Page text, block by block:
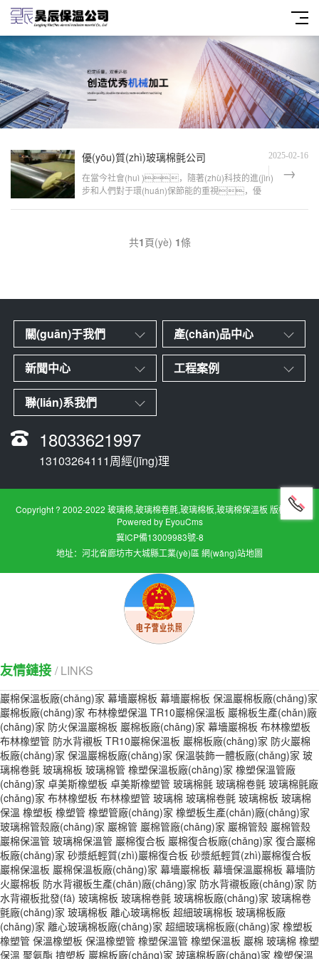
優(yōu)質(zhì)玻璃棉氈公司 2025-02-16
在當今社會(huì )，隨著(zhù)科技的進(jìn)
步和人們對于環(huán)保節能的重視，優
公司憑借其卓越的品
共1頁(yè) 1條
關(guān)于我們 產(chǎn)品中心
新聞中心 工程案例
聯(lián)系我們
18033621997
13103264111周經(jīng)理
Copyright ? 2002-2022 玻璃棉,玻璃棉卷氈,玻璃棉板,玻璃棉保溫板 版權所有
Powered by EyouCms
冀ICP備13009983號-8
地址：河北省廊坊市大城縣工業(yè)區 網(wǎng)站地圖
友情鏈接 / LINKS
巖棉保溫板廠(chǎng)家 幕墻巖棉板 幕墻巖棉板 保溫巖棉板廠(chǎng)家
巖棉板廠(chǎng)家 布林橡塑保溫 TR10巖棉保溫板 巖棉板生產(chǎn)廠
(chǎng)家 防火保溫巖棉板 巖棉板廠(chǎng)家 幕墻巖棉板 布林橡塑板
布林橡塑管 防水背襯板 TR10巖棉保溫板 巖棉板廠(chǎng)家 防火巖棉
板廠(chǎng)家 保溫巖棉板廠(chǎng)家 保溫裝飾一體板廠(chǎng)家 玻
璃棉卷氈 玻璃棉板 玻璃棉管 橡塑保溫板廠(chǎng)家 橡塑保溫管廠
(chǎng)家 卓美斯橡塑板 卓美斯橡塑管 玻璃棉氈 玻璃棉卷氈 玻璃棉氈廠
(chǎng)家 布林橡塑板 布林橡塑管 玻璃棉 玻璃棉卷氈 玻璃棉板 玻璃棉
保溫 橡塑板 橡塑管 橡塑管廠(chǎng)家 橡塑板生產(chǎn)廠(chǎng)家
玻璃棉管殼廠(chǎng)家 巖棉管 巖棉管廠(chǎng)家 巖棉管殼 巖棉管殼
巖棉保溫管 玻璃棉保溫管 巖棉復合板 巖棉復合板廠(chǎng)家 復合巖棉
板廠(chǎng)家 砂漿紙輕質(zhì)巖棉復合板 砂漿紙輕質(zhì)巖棉復合板
巖棉保溫板 巖棉保溫板廠(chǎng)家 幕墻巖棉板 幕墻保溫巖棉板 幕墻防
火巖棉板 防水背襯板生產(chǎn)廠(chǎng)家 防水背襯板廠(chǎng)家 防
水背襯板批發(fā) 玻璃棉板 玻璃棉卷氈 玻璃棉板廠(chǎng)家 玻璃棉卷
氈廠(chǎng)家 玻璃棉板 離心玻璃棉板 超細玻璃棉板 玻璃棉板廠
(chǎng)家 離心玻璃棉板廠(chǎng)家 超細玻璃棉板廠(chǎng)家 橡塑板
橡塑管 保溫橡塑板 保溫橡塑管 橡塑保溫管 橡塑保溫板 巖棉 玻璃棉 橡塑
保溫 聚氨酯 擠塑板 巖棉板廠(chǎng)家 玻璃棉板廠(chǎng)家 橡塑保溫